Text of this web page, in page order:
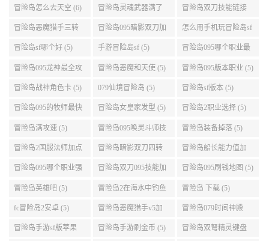
演示 (7)
095冒险岛适合挂机的
地图 (7)
冒险岛最新外挂 (7) 腾讯冒险岛2什么时候
公测 (7)
冒险岛萌天使能力加
点 (6)
冒险岛sf服务器可以用
自己电脑 (6)
冒险岛手游怎么换频
道 (6)
冒险岛盛大积分 (6) 冒险岛095版船长技能
介绍 (6)
冒险岛大巨变后玩具
城组队任务 (6)
冒险岛095职业强度怎
么选 (6)
彩虹冒险岛sf (6) 冒险岛sf被封号后会自
动关闭电脑 (6)
冒险岛全屏职业 (6) 冒险岛改分辨率 (6) 热血冒险岛礼包 (6)
冒险岛095怪物掉落 (6) 冒险岛079弓箭手挂机
升级的地方 (6)
冒险岛国际服韩服 (6)
冒险岛怎么去天空 (6) 冒险岛灵魂武器满了
(6)
冒险岛双刀技能链接
(5)
冒险岛恶魔猎手三转
技能加点顺序 (5)
冒险岛095暗影双刀加
点 (5)
怎么用手机玩冒险岛sf
(5)
冒险岛sf哪个好 (5) 手游冒险岛sf (5) 冒险岛095哪个职业最
好 (5)
冒险岛095龙神最全攻
略 (5)
冒险岛恶魔和天使 (5) 冒险岛095版本职业 (5)
冒险岛战神角色卡 (5) 079仙境冒险岛 (5) 冒险岛sf版本 (5)
冒险岛095的牧师最快 冒险岛女皇家发型 (5) 冒险岛2职业选择 (5)